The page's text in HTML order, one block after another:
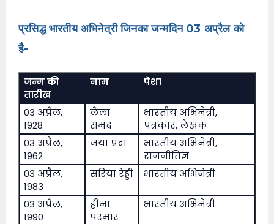
प्रसिद्ध भारतीय अभिनेत्री जिनका जन्मदिन 03 अप्रैल को
है-
जन्म की
तारीख
नाम पेशा
03 अप्रैल,
1928
लैला
समद
भारतीय अभिनेत्री,
पत्रकार, लेखक
03 अप्रैल,
1962
जया प्रदा
भारतीय अभिनेत्री,
राजनीतिज्ञ
03 अप्रैल,
1983
सरिया रेड्डी भारतीय अभिनेत्री
03 अप्रैल,
1990
हीना
परमार
भारतीय अभिनेत्री